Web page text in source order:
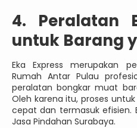
4. Peralatan
untuk Barang
Eka Express merupakan
Rumah Antar Pulau
peralatan bongkar muat
Oleh karena itu, proses
cepat dan termasuk efisien.
Jasa Pindahan Surabaya.